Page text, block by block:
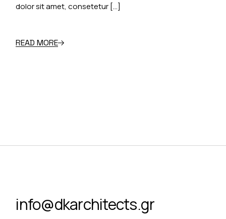
dolor sit amet, consetetur […]
READ MORE
info@dkarchitects.gr